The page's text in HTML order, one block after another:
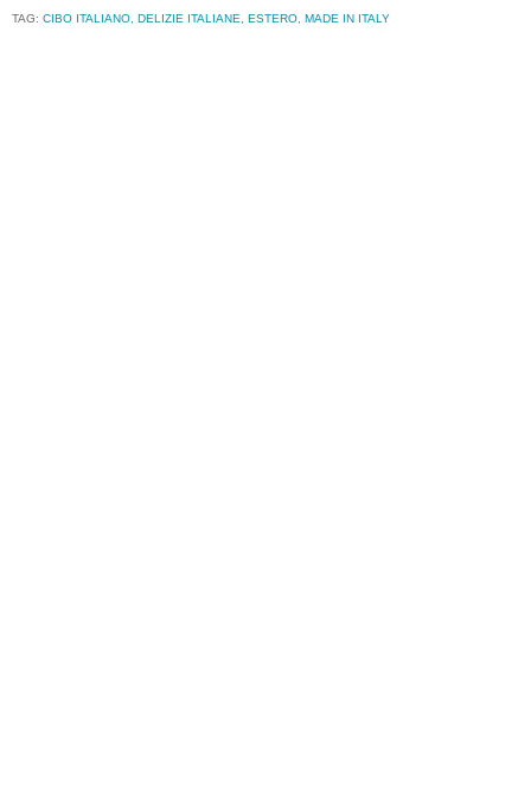
TAG: CIBO ITALIANO, DELIZIE ITALIANE, ESTERO, MADE IN ITALY